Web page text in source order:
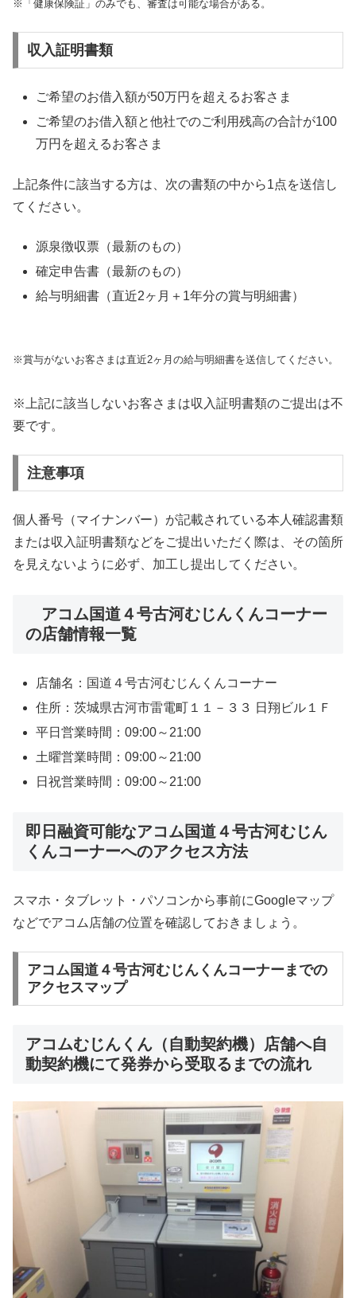
※「健康保険証」のみでも、審査は可能な場合がある。
収入証明書類
ご希望のお借入額が50万円を超えるお客さま
ご希望のお借入額と他社でのご利用残高の合計が100
万円を超えるお客さま
上記条件に該当する方は、次の書類の中から1点を送信し
てください。
源泉徴収票（最新のもの）
確定申告書（最新のもの）
給与明細書（直近2ヶ月＋1年分の賞与明細書）
※賞与がないお客さまは直近2ヶ月の給与明細書を送信してください。
※上記に該当しないお客さまは収入証明書類のご提出は不
要です。
注意事項
個人番号（マイナンバー）が記載されている本人確認書類
または収入証明書類などをご提出いただく際は、その箇所
を見えないように必ず、加工し提出してください。
アコム国道４号古河むじんくんコーナー
の店舗情報一覧
店舗名：国道４号古河むじんくんコーナー
住所：茨城県古河市雷電町１１－３３ 日翔ビル１Ｆ
平日営業時間：09:00～21:00
土曜営業時間：09:00～21:00
日祝営業時間：09:00～21:00
即日融資可能なアコム国道４号古河むじん
くんコーナーへのアクセス方法
スマホ・タブレット・パソコンから事前にGoogleマップ
などでアコム店舗の位置を確認しておきましょう。
アコム国道４号古河むじんくんコーナーまでの
アクセスマップ
アコムむじんくん（自動契約機）店舗へ自
動契約機にて発券から受取るまでの流れ